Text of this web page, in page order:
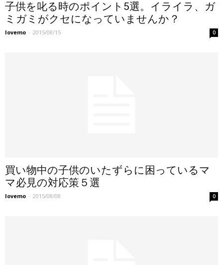
子供を叱る時のポイント5選。イライラ、ガ
ミガミがクセになっていませんか？
lovemo - 2015/08/15 0
買い物中の子供のいたずらに困っているマ
マ必見の対応策５選
lovemo - 2015/08/08 0